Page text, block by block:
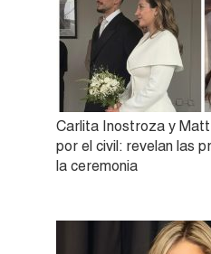
Carlita Inostroza y
por el civil: revelan las
la ceremonia